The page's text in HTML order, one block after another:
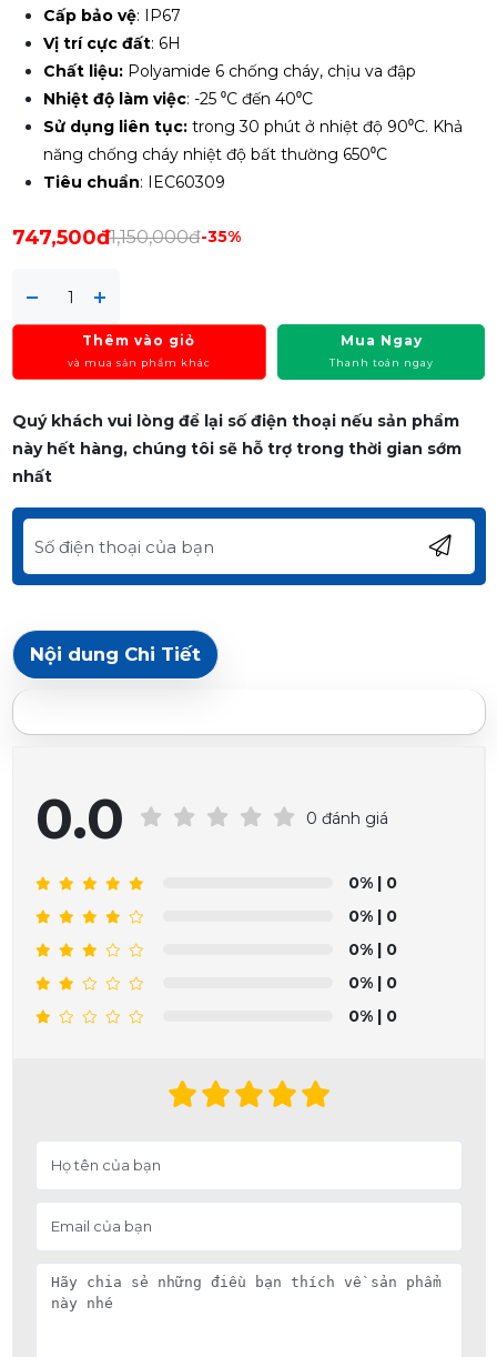
Cấp bảo vệ: IP67
Vị trí cực đất: 6H
Chất liệu:Polyamide 6 chống cháy, chịu va đập
Nhiệt độ làm việc: -25 ⁰C đến 40⁰C
Sử dụng liên tục:trong 30 phút ở nhiệt độ 90⁰C. Khả
năng chống cháy nhiệt độ bất thường 650⁰C
Tiêu chuẩn: IEC60309
747,500đ1,150,000đ-35%
Thêm vào giỏ
và mua sản phẩm khác
Mua Ngay
Thanh toán ngay
Quý khách vui lòng để lại số điện thoại nếu sản phẩm
này hết hàng, chúng tôi sẽ hỗ trợ trong thời gian sớm
nhất
Nội dung Chi Tiết
0.0 0 đánh giá
0% | 0
0% | 0
0% | 0
0% | 0
0% | 0